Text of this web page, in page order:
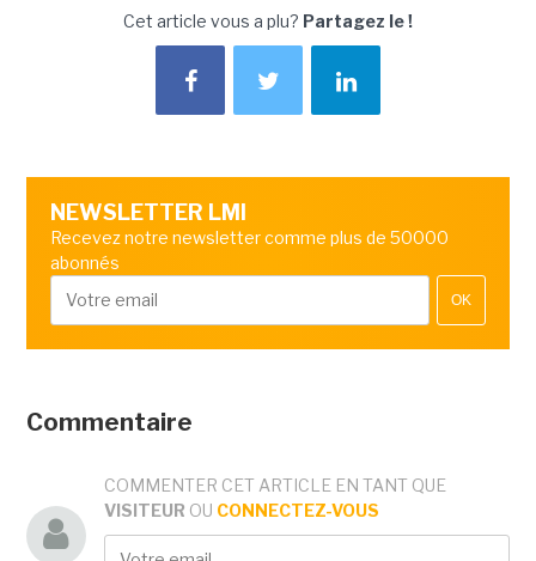
Cet article vous a plu? Partagez le !
NEWSLETTER LMI
Recevez notre newsletter comme plus de 50000
abonnés
OK
Commentaire
COMMENTER CET ARTICLE EN TANT QUE
VISITEUR OU CONNECTEZ-VOUS